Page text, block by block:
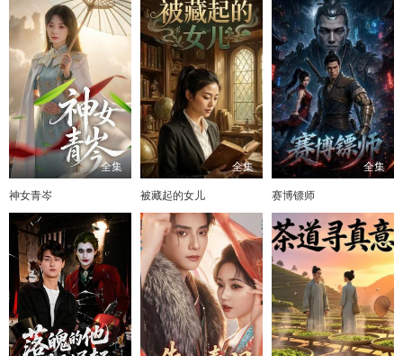
全集
神女青岑
全集
被藏起的女儿
全集
赛博镖师